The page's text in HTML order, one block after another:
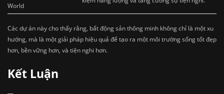
World
Các dự án này cho thấy rằng, bất động sản thông minh không chỉ là một xu
hướng, mà là một giải pháp hiệu quả để tạo ra một môi trường sống tốt đẹp
hơn, bền vững hơn, và tiện nghi hơn.
Kết Luận